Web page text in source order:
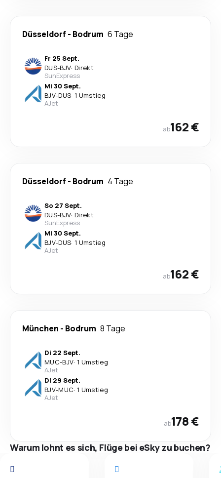
Düsseldorf - Bodrum 6 Tage
Fr 25 Sept.
DUS-BJV· Direkt
SunExpress
Mi 30 Sept.
BJV-DUS· 1 Umstieg
AJet
ab162 €
Düsseldorf - Bodrum 4 Tage
So 27 Sept.
DUS-BJV· Direkt
SunExpress
Mi 30 Sept.
BJV-DUS· 1 Umstieg
AJet
ab162 €
München - Bodrum 8 Tage
Di 22 Sept.
MUC-BJV· 1 Umstieg
AJet
Di 29 Sept.
BJV-MUC· 1 Umstieg
AJet
ab178 €
Warum lohnt es sich, Flüge bei eSky zu buchen?